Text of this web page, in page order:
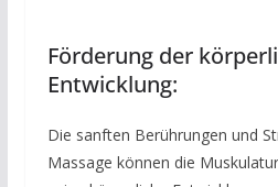
Förderung der
Entwicklung:
Die sanften Berührungen und
Massage können die